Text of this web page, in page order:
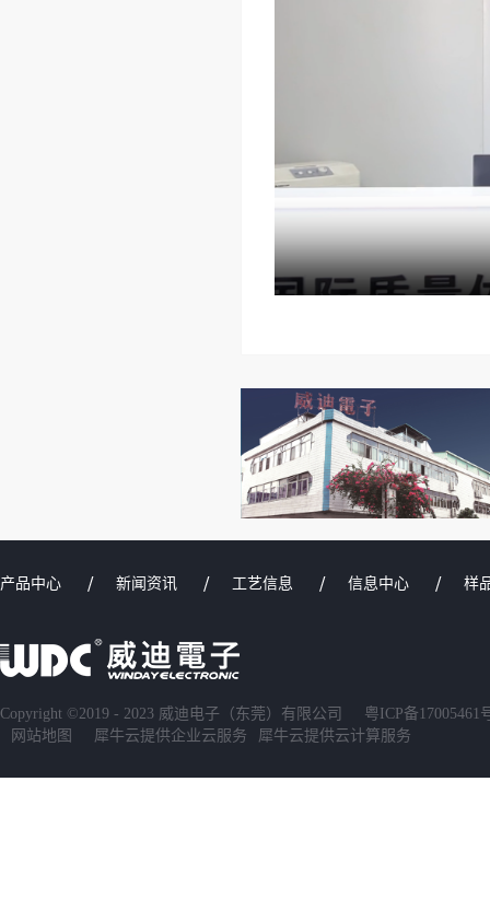
产品中心 新闻资讯 工艺信息 信息中心 样
Copyright ©2019 - 2023 威迪电子（东莞）有限公司
粤ICP备17005461
网站地图
犀牛云提供企业云服务 犀牛云提供云计算服务